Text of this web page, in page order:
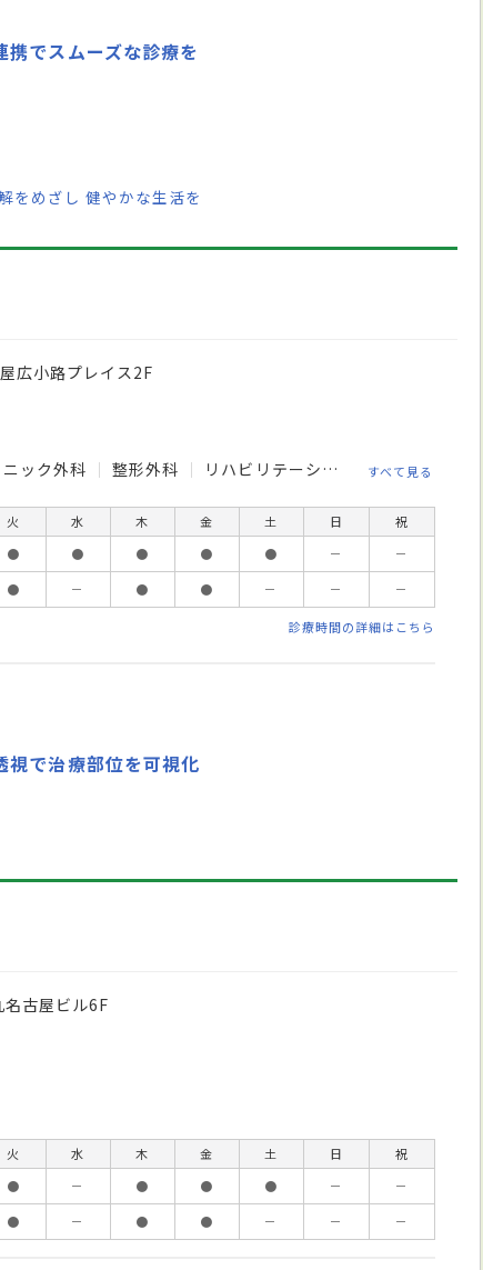
携でスムーズな診療を
をめざし 健やかな生活を
広小路プレイス2F
ック外科 整形外科 リハビリテーション科 麻酔科
すべて見る
火 水 木 金 土 日
祝
● ● ● ● ● －
－
● － ● ● － － －
診療時間の詳細はこちら
視で治療部位を可視化
古屋ビル6F
火 水 木 金 土 日
祝
● － ● ● ● －
－
● － ● ● － － －